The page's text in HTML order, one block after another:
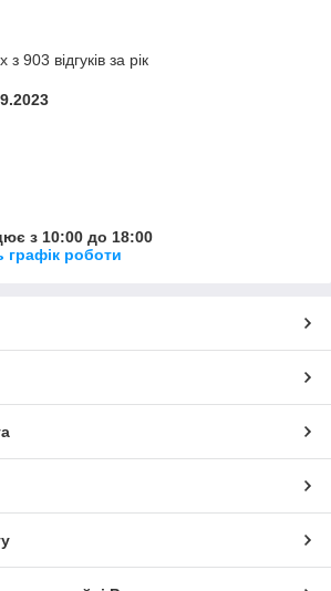
903 відгуків за рік
з 10:00 до 18:00
графік роботи